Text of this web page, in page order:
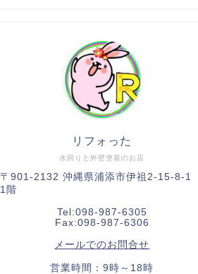
水回りと外壁塗装のお店
リフォった
〒901-2132 沖縄県浦添市伊祖2-15-8-1
1階
Tel:098-987-6305
Fax:098-987-6306
メールでのお問合せ
営業時間：9時～18時